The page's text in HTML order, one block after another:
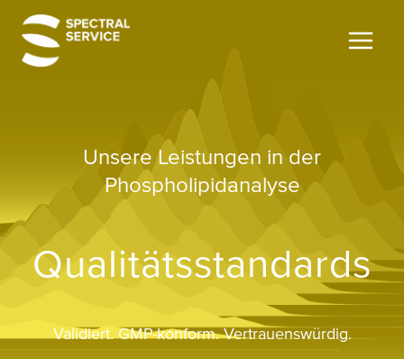
Inhalt
springen
Unsere Leistungen in der
Phospholipidanalyse
Qualitäts­standards
Validiert. GMP-konform. Vertrauenswürdig.